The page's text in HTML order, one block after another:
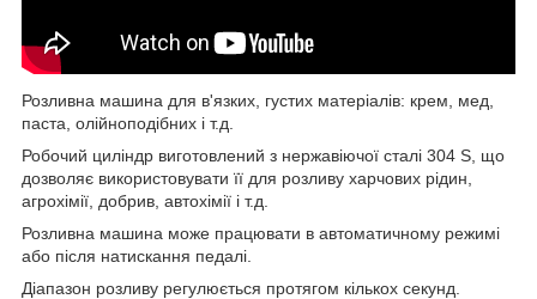
Розливна машина для в'язких, густих матеріалів: крем, мед,
паста, олійноподібних і т.д.
Робочий циліндр виготовлений з нержавіючої сталі 304 S, що
дозволяє використовувати її для розливу харчових рідин,
агрохімії, добрив, автохімії і т.д.
Розливна машина може працювати в автоматичному режимі
або після натискання педалі.
Діапазон розливу регулюється протягом кількох секунд.